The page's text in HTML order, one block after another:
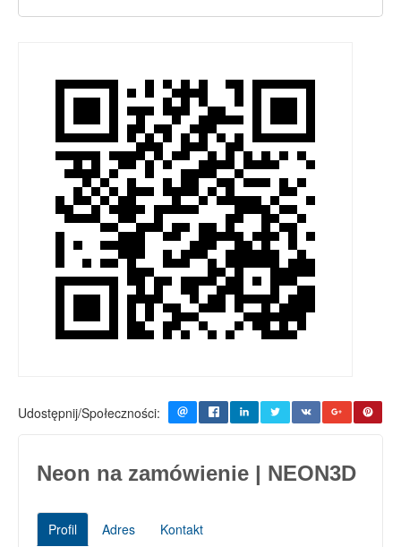
Udostępnij/Społeczności:
Neon na zamówienie | NEON3D
Profil Adres
Kontakt